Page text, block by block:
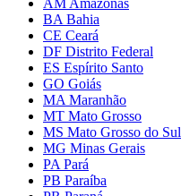
BA Bahia
CE Ceará
DF Distrito Federal
ES Espírito Santo
GO Goiás
MA Maranhão
MT Mato Grosso
MS Mato Grosso do Sul
MG Minas Gerais
PA Pará
PB Paraíba